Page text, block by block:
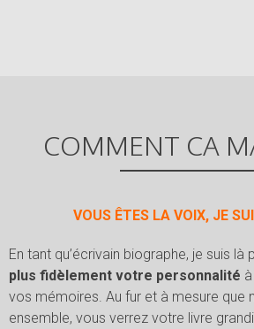
COMMENT CA
VOUS ÊTES LA VOIX, JE
En tant qu’écrivain biographe, je suis là
plus fidèlement votre personnalité
vos mémoires. Au fur et à mesure que
ensemble, vous verrez votre livre